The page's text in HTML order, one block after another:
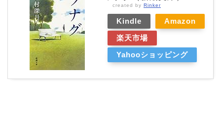
created by Rinker
Kindle
Amazon
楽天市場
Yahooショッピング